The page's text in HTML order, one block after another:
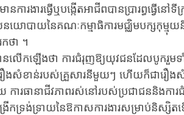
នការងារធ្វើ​ឬ​បង្កើត​អាជីព​បាន​ប្រារព្ធធ្វ
ោ​បាយ​នៃ​គណៈ​កម្មាធិ​ការ​មជ្ឈិម​បក្ស​កុម្មុយ
កថា ​។
កឡើង​ថា ​ការជំរុញ​ឱ្យ​យុវជន​ដែល​បូករួមទ
ជារឿង​សំខាន់​របស់​គ្រួ​សារ​នីមួយៗ ​ហើយ​ក៏ជា​រ
ការ​ធានាជីវភាពរស់នៅ​របស់​ប្រជាជន​និង​កា
ង្រីក​ទ្រង់ទ្រាយនៃ​ឱកាស​ការ​ងារ​សម្រាប់​និស្សិ